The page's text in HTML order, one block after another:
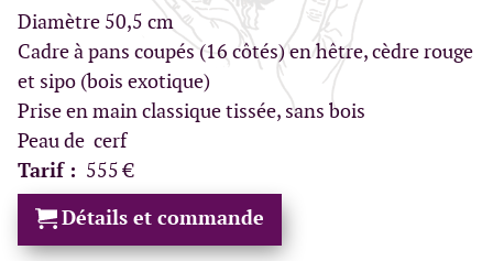
Diamètre 50,5 cm
Cadre à pans coupés (16 côtés) en hêtre, cèdre rouge
et sipo (bois exotique)
Prise en main classique tissée, sans bois
Peau de cerf
Tarif : 555 €
Détails et commande